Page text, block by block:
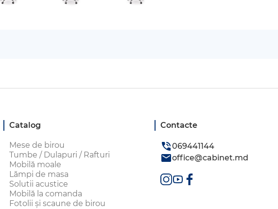
Catalog
Mese de birou
Tumbe / Dulapuri / Rafturi
Mobilă moale
Lămpi de masa
Solutii acustice
Mobilă la comanda
Fotolii și scaune de birou
Contacte
069441144
office@cabinet.md